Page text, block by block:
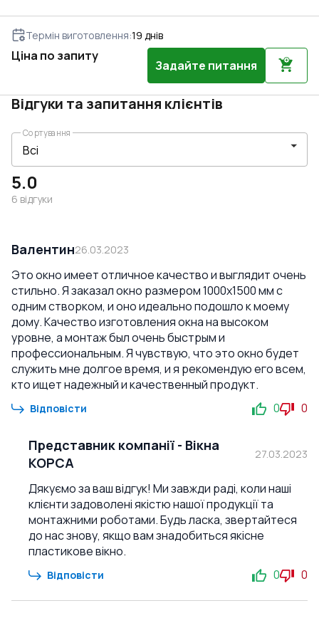
Термін виготовлення:19 днів
Ціна по запиту
Задайте питання
Відгуки та запитання клієнтів
5.0
6 відгуки
Сортування
Валентин26.03.2023
Это окно имеет отличное качество и выглядит очень
стильно. Я заказал окно размером 1000x1500 мм с
одним створком, и оно идеально подошло к моему
дому. Качество изготовления окна на высоком
уровне, а монтаж был очень быстрым и
профессиональным. Я чувствую, что это окно будет
служить мне долгое время, и я рекомендую его всем,
кто ищет надежный и качественный продукт.
Відповісти 0 0
Представник компанії - Вікна
КОРСА
27.03.2023
Дякуємо за ваш відгук! Ми завжди раді, коли наші
клієнти задоволені якістю нашої продукції та
монтажними роботами. Будь ласка, звертайтеся
до нас знову, якщо вам знадобиться якісне
пластикове вікно.
Відповісти 0 0